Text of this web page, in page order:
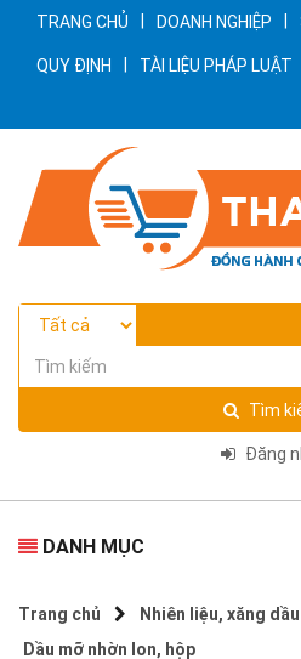
TRANG CHỦ DOANH NGHIỆP
QUY ĐỊNH TÀI LIỆU PHÁP LUẬT
Tìm
Đăng
DANH MỤC
Trang chủ
Nhiên liệu, xăng dầu
Dầu mỡ nhờn lon, hộp